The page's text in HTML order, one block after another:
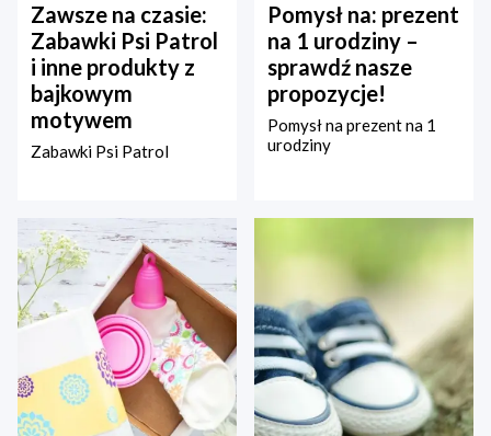
Zawsze na czasie:
Zabawki Psi Patrol
i inne produkty z
bajkowym
motywem
Zabawki Psi Patrol
Pomysł na: prezent
na 1 urodziny –
sprawdź nasze
propozycje!
Pomysł na prezent na 1
urodziny